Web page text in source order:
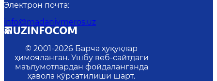
Электрон почта:
info@madaniymeros.uz
© 2001-2026 Барча ҳуқуқлар
ҳимояланган. Ушбу веб-сайтдаги
маълумотлардан фойдаланганда
ҳавола кўрсатилиши шарт.